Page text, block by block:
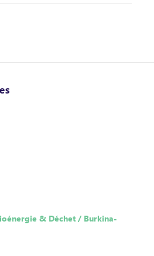
& Déchet / Burkina-